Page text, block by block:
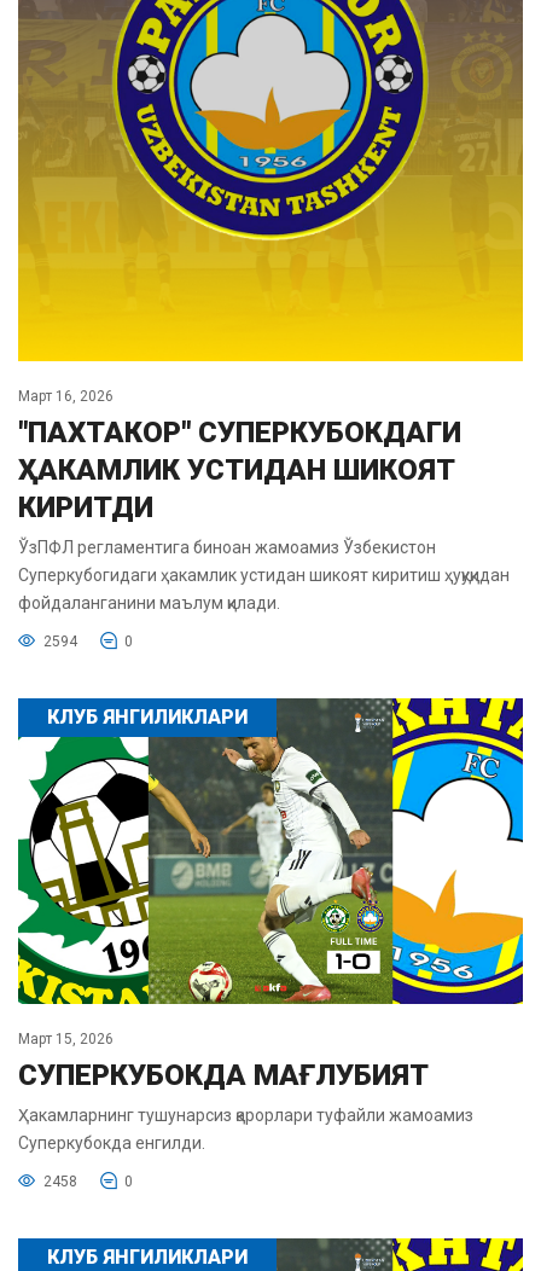
Март 16, 2026
"ПАХТАКОР" СУПЕРКУБОКДАГИ
ҲАКАМЛИК УСТИДАН ШИКОЯТ
КИРИТДИ
ЎзПФЛ регламентига биноан жамоамиз Ўзбекистон
Суперкубогидаги ҳакамлик устидан шикоят киритиш ҳуқуқидан
фойдаланганини маълум қилади.
2594 0
КЛУБ ЯНГИЛИКЛАРИ
Март 15, 2026
СУПЕРКУБОКДА МАҒЛУБИЯТ
Ҳакамларнинг тушунарсиз қарорлари туфайли жамоамиз
Суперкубокда енгилди.
2458 0
КЛУБ ЯНГИЛИКЛАРИ